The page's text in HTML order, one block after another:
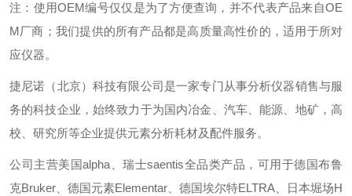
注：使用OEM编号仅仅是为了方便查询，并不代表产品来自OE
M厂商；我们提供的所有产品都是高质量高性价的，适用于所对
应仪器。
捷尼诺（北京）科技有限公司是一家专门从事分析仪器销售与服
务的科技企业，始终致力于为国内冶金、汽车、能源、地矿，高
校、研究所等企业提供元素分析耗材及配件服务。
公司主营美国alpha、瑞士saentis全品类产品，可用于德国布鲁
克Bruker、德国元素Elementar、德国埃尔特ELTRA、日本堀场H